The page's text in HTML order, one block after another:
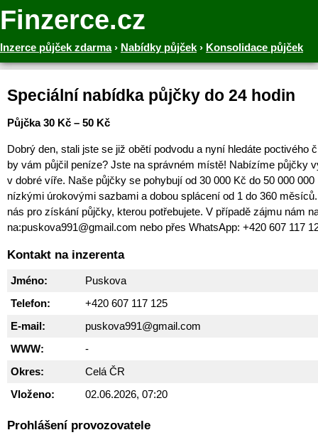
Finzerce.cz
Inzerce půjček zdarma› Nabídky půjček › Konsolidace půjček
Speciální nabídka půjčky do 24 hodin
Půjčka 30 Kč – 50 Kč
Dobrý den, stali jste se již obětí podvodu a nyní hledáte poctivého
by vám půjčil peníze? Jste na správném místě! Nabízíme půjčky
v dobré víře. Naše půjčky se pohybují od 30 000 Kč do 50 000
nízkými úrokovými sazbami a dobou splácení od 1 do 360
nás pro získání půjčky, kterou potřebujete. V případě zájmu nám
na:puskova991@gmail.com nebo přes WhatsApp: +420 607 117
Kontakt na inzerenta
Jméno:
Puskova
Telefon:
+420 607 117 125
E-mail:
puskova991@gmail.com
WWW:
-
Okres:
Celá ČR
Vloženo:
02.06.2026, 07:20
Prohlášení provozovatele